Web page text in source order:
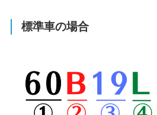
標準車の場合